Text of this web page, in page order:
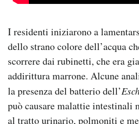
I residenti iniziarono a
dello strano colore dell’acqua
scorrere dai rubinetti, che era
addirittura marrone. Alcune
la presenza del batterio dell’
può causare malattie intestinali
al tratto urinario, polmoniti e